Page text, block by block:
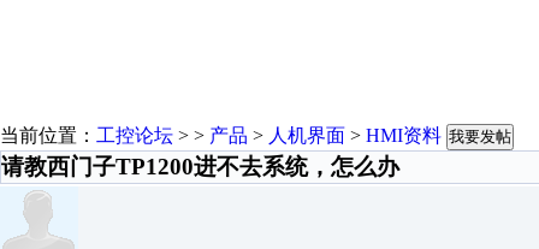
当前位置： 工控论坛 > > 产品 > 人机界面 > HMI资料 我要发帖
请教西门子TP1200进不去系统，怎么办